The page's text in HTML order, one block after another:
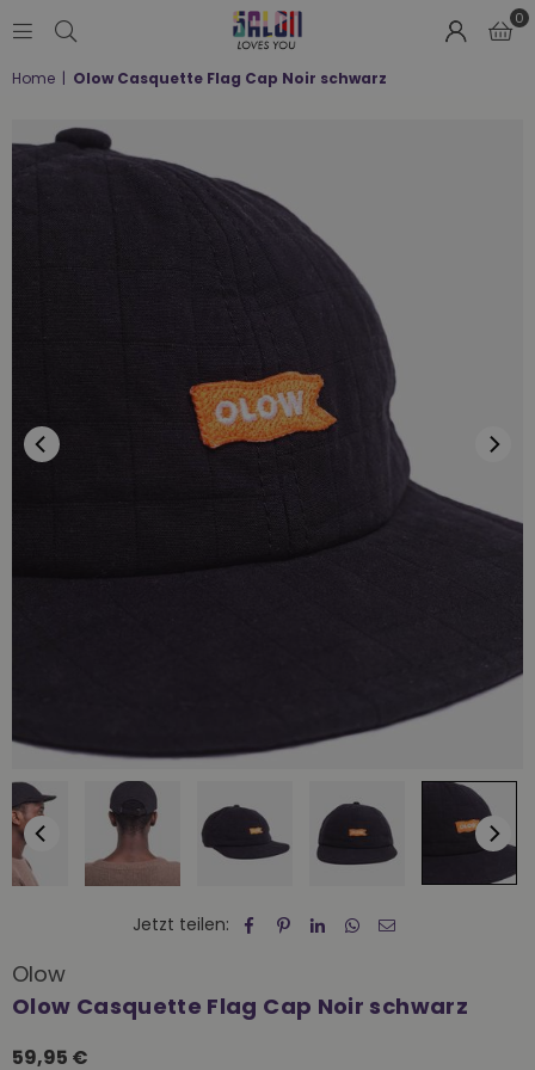
LOVES
0
Home | Olow Casquette Flag Cap Noir schwarz
Jetzt teilen:
Olow
Olow Casquette Flag Cap Noir schwarz
59,95 €